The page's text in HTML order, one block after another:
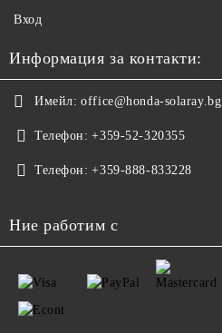
Вход
Информация за контакти:
Имейл: office@honda-solaray.bg
Телефон: +359-52-320355
Телефон: +359-888-833228
Ние работим с